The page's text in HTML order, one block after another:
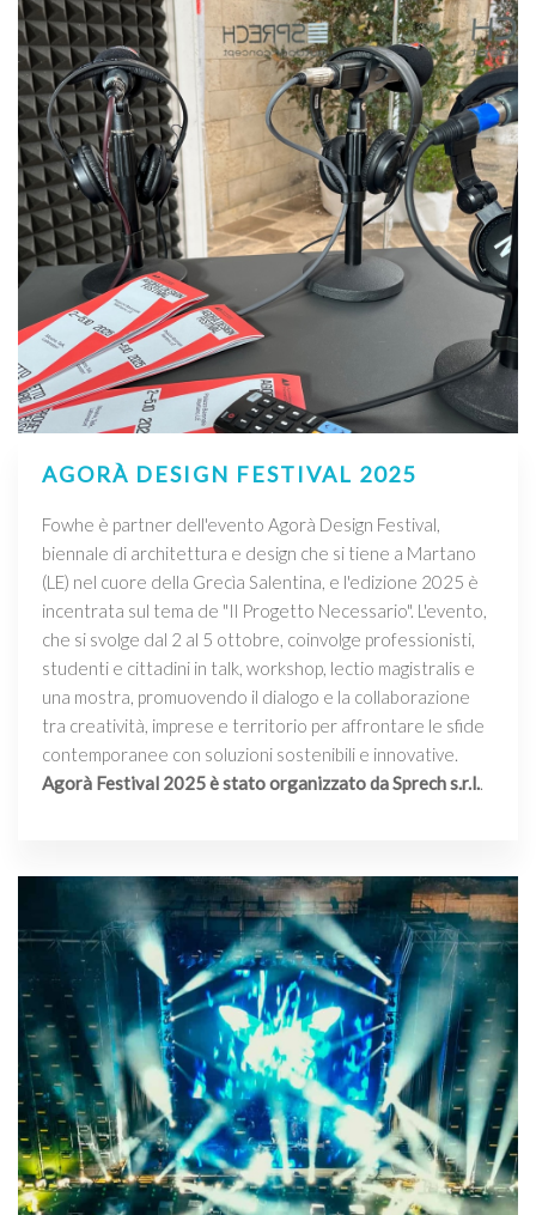
AGORÀ DESIGN FESTIVAL 2025
Fowhe è partner dell'evento Agorà Design Festival,
biennale di architettura e design che si tiene a Martano
(LE) nel cuore della Grecìa Salentina, e l'edizione 2025 è
incentrata sul tema de "Il Progetto Necessario". L'evento,
che si svolge dal 2 al 5 ottobre, coinvolge professionisti,
studenti e cittadini in talk, workshop, lectio magistralis e
una mostra, promuovendo il dialogo e la collaborazione
tra creatività, imprese e territorio per affrontare le sfide
contemporanee con soluzioni sostenibili e innovative.
Agorà Festival 2025 è stato organizzato da Sprech s.r.l..